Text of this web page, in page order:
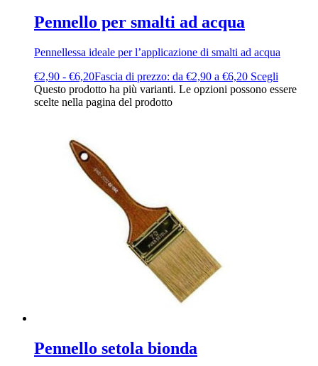
Pennello per smalti ad acqua
Pennellessa ideale per l’applicazione di smalti ad acqua
€2,90 - €6,20Fascia di prezzo: da €2,90 a €6,20 Scegli
Questo prodotto ha più varianti. Le opzioni possono essere
scelte nella pagina del prodotto
Pennello setola bionda